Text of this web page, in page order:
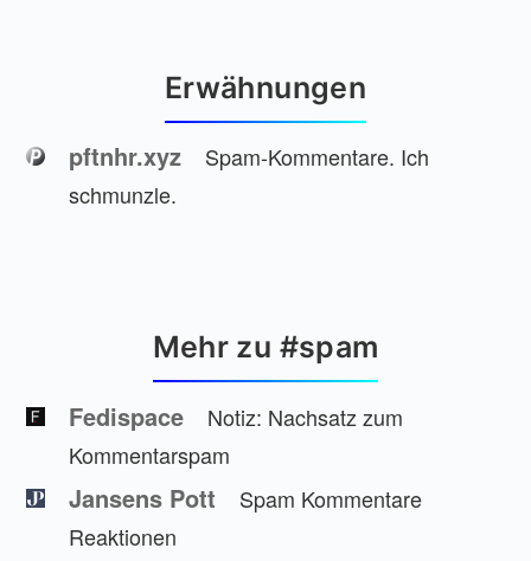
Erwähnungen
pftnhr.xyz
Spam-Kommentare. Ich
schmunzle.
Mehr zu #spam
Fedispace
Notiz: Nachsatz zum
Kommentarspam
Jansens Pott
Spam Kommentare
Reaktionen